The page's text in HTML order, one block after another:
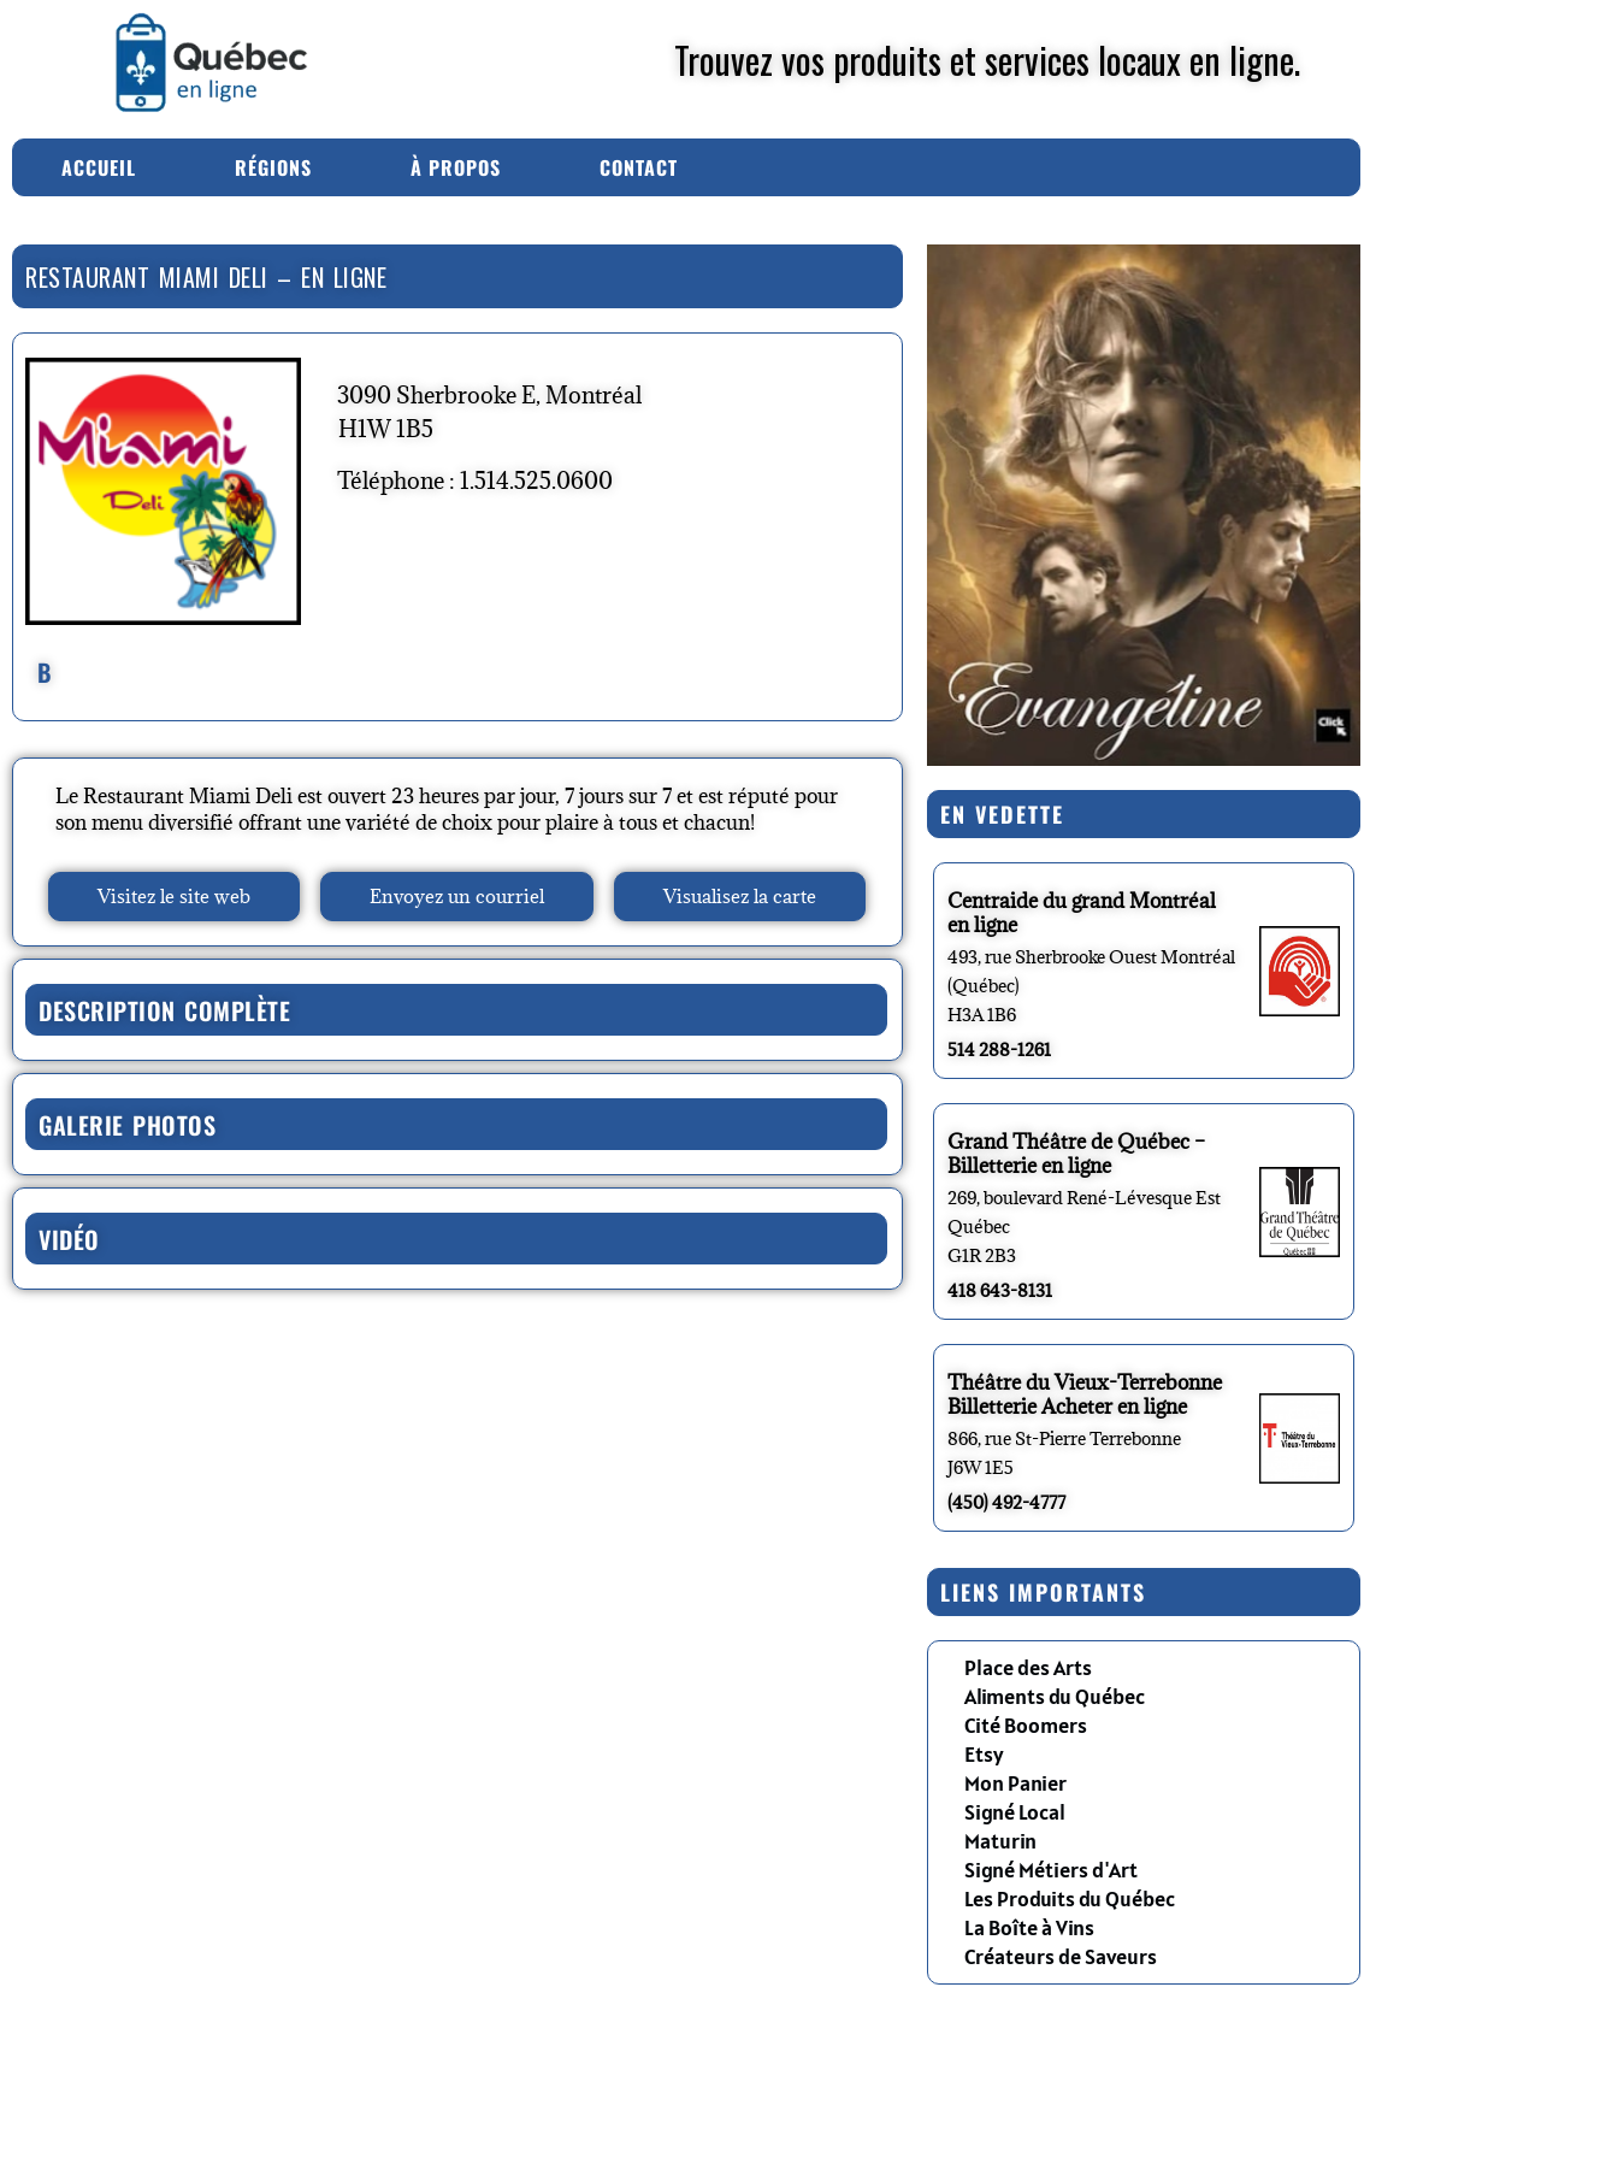
Trouvez vos produits et services locaux en ligne.
ACCUEIL RÉGIONS À PROPOS CONTACT
RESTAURANT MIAMI DELI – EN LIGNE
B
3090 Sherbrooke E, Montréal
H1W 1B5
Téléphone : 1.514.525.0600
Le Restaurant Miami Deli est ouvert 23 heures par jour, 7 jours sur 7 et est réputé pour
son menu diversifié offrant une variété de choix pour plaire à tous et chacun!
Visitez le site web Envoyez un courriel Visualisez la carte
DESCRIPTION COMPLÈTE
GALERIE PHOTOS
VIDÉO
EN VEDETTE
Centraide du grand Montréal
en ligne
493, rue Sherbrooke Ouest Montréal
(Québec)
H3A 1B6
514 288-1261
Grand Théâtre de Québec –
Billetterie en ligne
269, boulevard René-Lévesque Est
Québec
G1R 2B3
418 643-8131
Théâtre du Vieux-Terrebonne
Billetterie Acheter en ligne
866, rue St-Pierre Terrebonne
J6W 1E5
(450) 492-4777
LIENS IMPORTANTS
Place des Arts
Aliments du Québec
Cité Boomers
Etsy
Mon Panier
Signé Local
Maturin
Signé Métiers d'Art
Les Produits du Québec
La Boîte à Vins
Créateurs de Saveurs